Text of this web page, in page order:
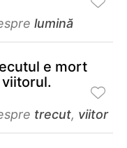
lumină
e mort
viitorul.
trecut, viitor